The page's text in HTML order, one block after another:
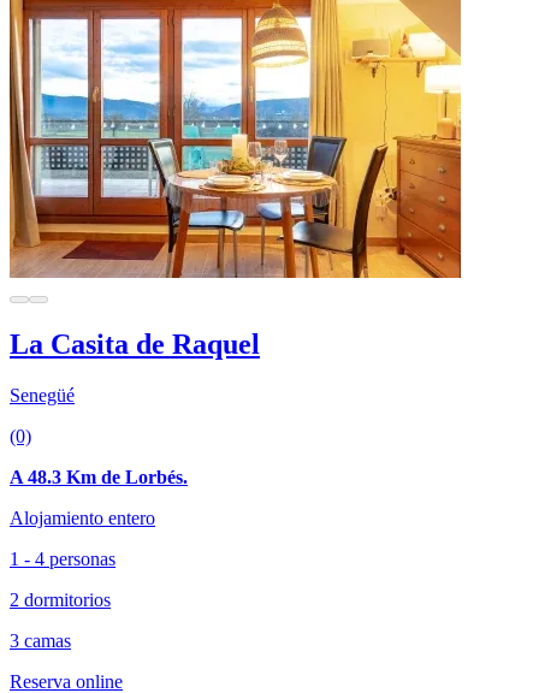
La Casita de Raquel
Senegüé
(0)
A 48.3 Km de Lorbés.
Alojamiento entero
1 - 4 personas
2 dormitorios
3 camas
Reserva online